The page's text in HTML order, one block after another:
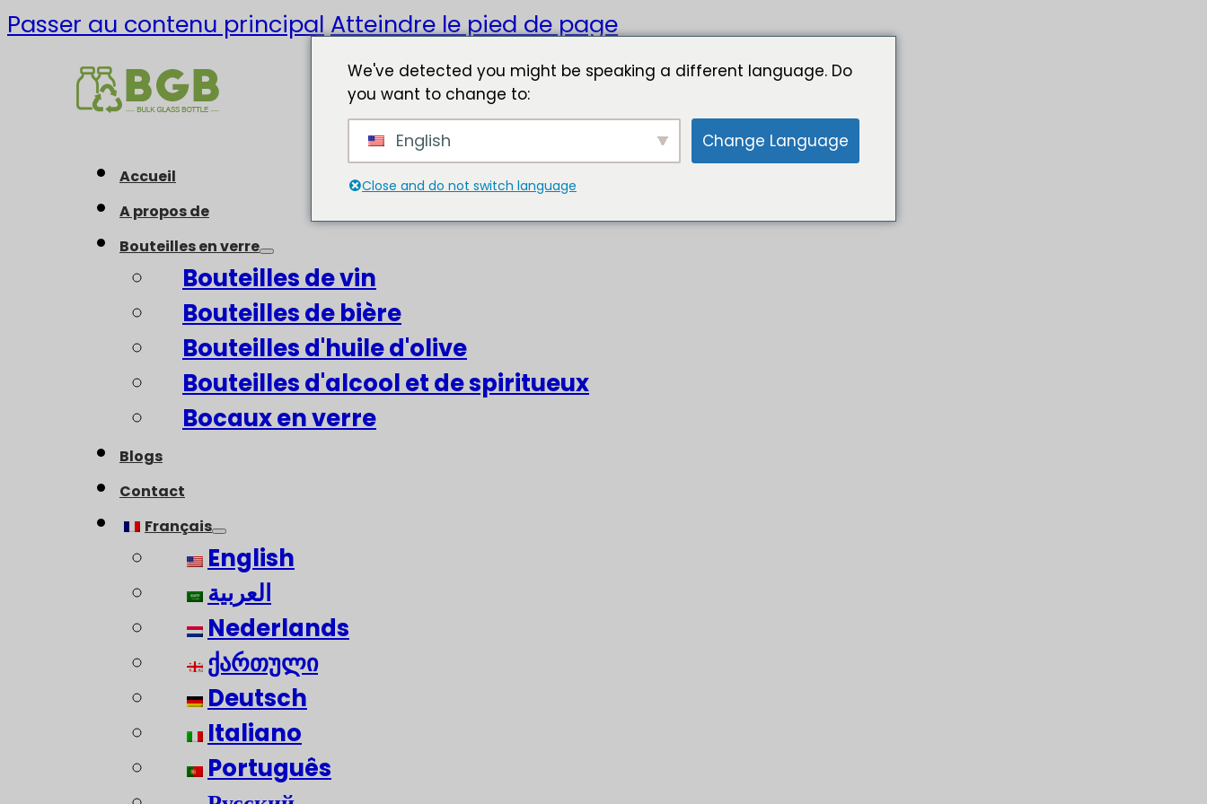
Passer au contenu principalAtteindre le pied de page
Accueil
A propos de
Bouteilles en verre
Bouteilles de vin
Bouteilles de bière
Bouteilles d'huile d'olive
Bouteilles d'alcool et de spiritueux
Bocaux en verre
Blogs
Contact
Français
English
العربية
Nederlands
ქართული
Deutsch
Italiano
Português
We've detected you might be speaking a different language. Do
you want to change to:
English Change Language
Close and do not switch language